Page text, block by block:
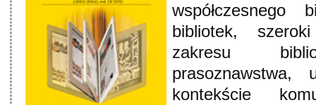
współczesnego
bibliotek,
zakresu
prasoznawstwa,
kontekście